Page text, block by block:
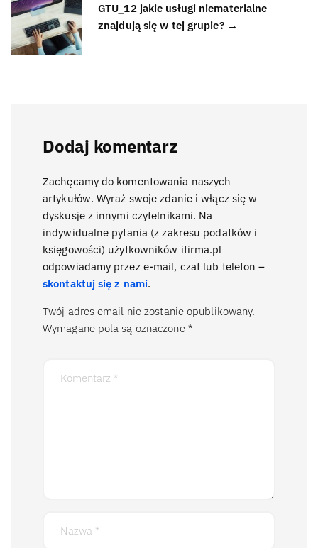
GTU_12 jakie usługi niematerialne
znajdują się w tej grupie? →
Dodaj komentarz
Zachęcamy do komentowania naszych
artykułów. Wyraź swoje zdanie i włącz się w
dyskusje z innymi czytelnikami. Na
indywidualne pytania (z zakresu podatków i
księgowości) użytkowników ifirma.pl
odpowiadamy przez e-mail, czat lub telefon –
skontaktuj się z nami.
Twój adres email nie zostanie opublikowany.
Wymagane pola są oznaczone *